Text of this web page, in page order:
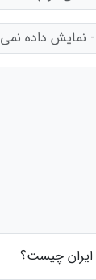
ایران چیست؟